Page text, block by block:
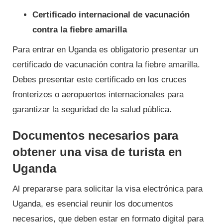
Certificado internacional de vacunación
contra la fiebre amarilla
Para entrar en Uganda es obligatorio presentar un
certificado de vacunación contra la fiebre amarilla.
Debes presentar este certificado en los cruces
fronterizos o aeropuertos internacionales para
garantizar la seguridad de la salud pública.
Documentos necesarios para
obtener una visa de turista en
Uganda
Al prepararse para solicitar la visa electrónica para
Uganda, es esencial reunir los documentos
necesarios, que deben estar en formato digital para